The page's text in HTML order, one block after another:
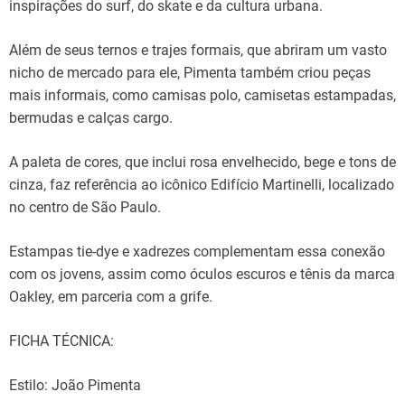
inspirações do surf, do skate e da cultura urbana.
Além de seus ternos e trajes formais, que abriram um vasto
nicho de mercado para ele, Pimenta também criou peças
mais informais, como camisas polo, camisetas estampadas,
bermudas e calças cargo.
A paleta de cores, que inclui rosa envelhecido, bege e tons de
cinza, faz referência ao icônico Edifício Martinelli, localizado
no centro de São Paulo.
Estampas tie-dye e xadrezes complementam essa conexão
com os jovens, assim como óculos escuros e tênis da marca
Oakley, em parceria com a grife.
FICHA TÉCNICA:
Estilo: João Pimenta